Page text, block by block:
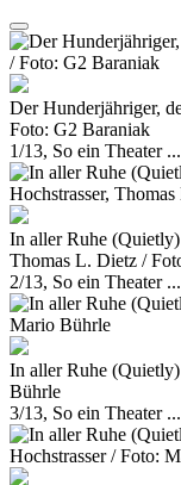
Der Hunderjähriger,
Foto: G2 Baraniak
1/13, So ein Theater
In aller Ruhe
Thomas L. Dietz /
2/13, So ein Theater
In aller Ruhe
Bührle
3/13, So ein Theater